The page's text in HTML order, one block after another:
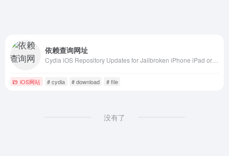
依赖查询网址
iOS网站 # cydia # download # file
没有了